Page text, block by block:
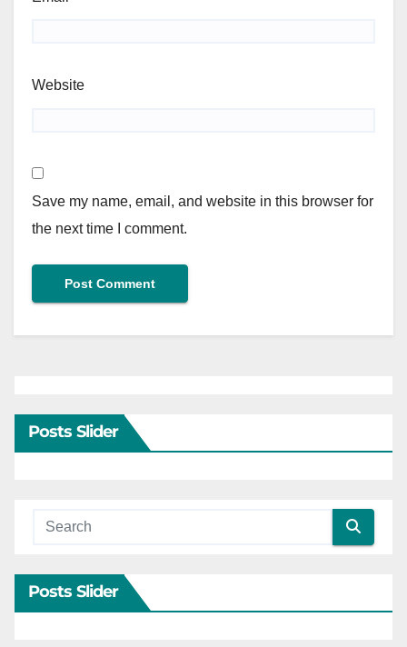
Website
Save my name, email, and website in this browser for
the next time I comment.
Posts Slider
Posts Slider